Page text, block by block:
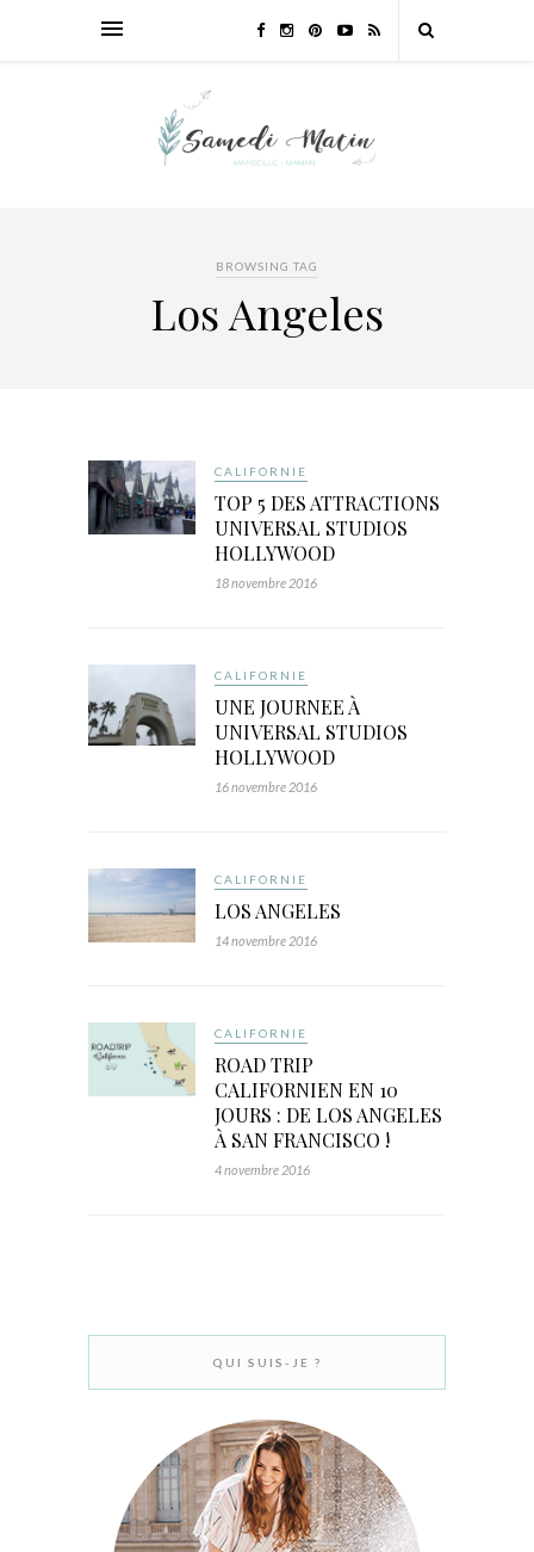
BROWSING TAG
Los Angeles
CALIFORNIE
TOP 5 DES ATTRACTIONS
UNIVERSAL STUDIOS
HOLLYWOOD
18 novembre 2016
CALIFORNIE
UNE JOURNEE À
UNIVERSAL STUDIOS
HOLLYWOOD
16 novembre 2016
CALIFORNIE
LOS ANGELES
14 novembre 2016
CALIFORNIE
ROAD TRIP
CALIFORNIEN EN 10
JOURS : DE LOS ANGELES
À SAN FRANCISCO !
4 novembre 2016
QUI SUIS-JE ?